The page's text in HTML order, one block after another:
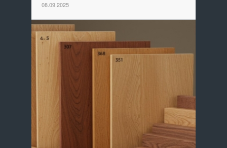
08.09.2025